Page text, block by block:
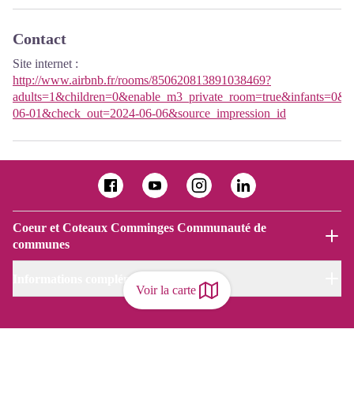
Voir la carte
Contact
Site internet :
http://www.airbnb.fr/rooms/850620813891038469?
06-01&check_out=2024-06-06&source_impression_id
Coeur et Coteaux Comminges Communauté de
communes
Informations complémentaires